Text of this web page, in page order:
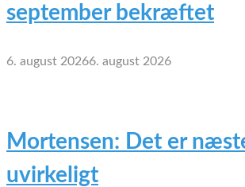
september bekræftet
6. august 20266. august 2026
Mortensen: Det er
uvirkeligt